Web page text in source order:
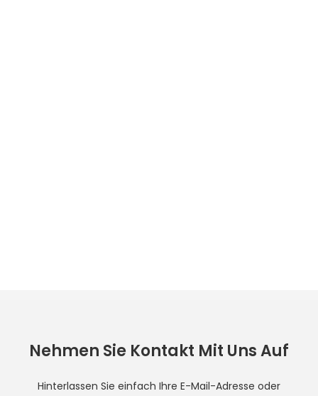
Nehmen Sie Kontakt Mit Uns Auf
Hinterlassen Sie einfach Ihre E-Mail-Adresse oder